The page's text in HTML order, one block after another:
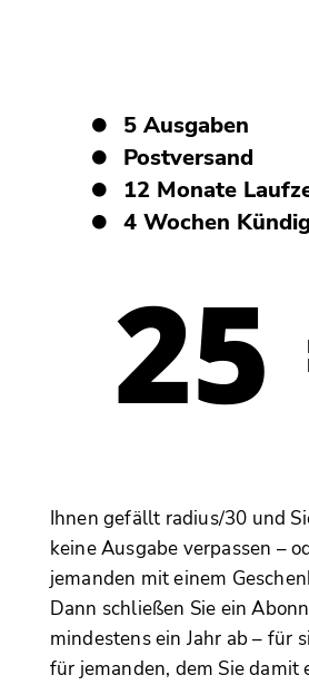
5 Ausgaben
Postversand
12 Monate
4 Wochen
25
Ihnen gefällt radius/30 und
keine Ausgabe verpassen –
jemanden mit einem
Dann schließen Sie ein
mindestens ein Jahr ab – für
für jemanden, dem Sie damit